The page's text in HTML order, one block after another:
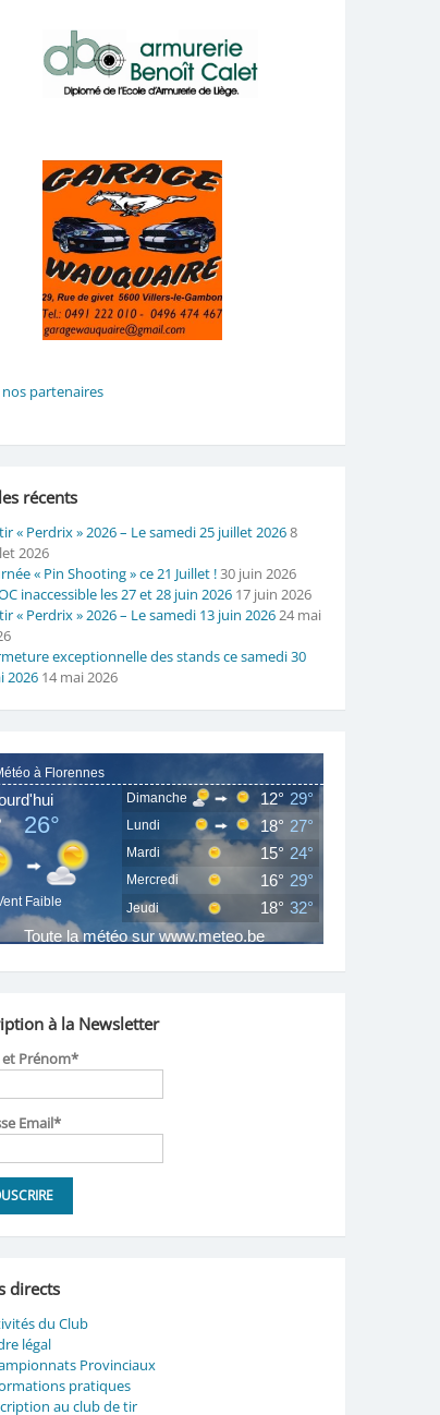
Tous nos partenaires
récents
« Perdrix » 2026 – Le samedi 25 juillet 20268
2026
« Pin Shooting » ce 21 Juillet !30 juin 2026
inaccessible les 27 et 28 juin 2026 17 juin 2026
« Perdrix » 2026 – Le samedi 13 juin 202624 mai
exceptionnelle des stands ce samedi 30
2026 14 mai 2026
à la Newsletter
et Prénom*
Email*
directs
du Club
légal
Provinciaux
pratiques
au club de tir